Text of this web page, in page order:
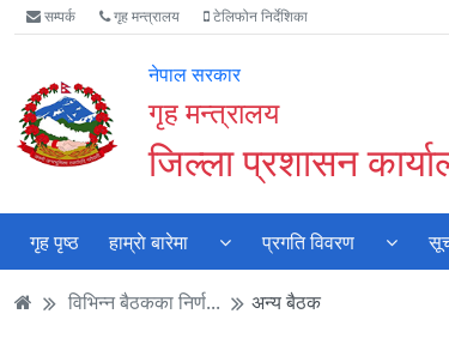
Accessibility
Mode
गर्नुहोस्
मुख्य
सामाग्री
मुख्य
नेभिगेसन
वेबसाइट
खोजमा
सम्पर्क गृह मन्त्रालय टेलिफोन निर्देशिका
नेपाल सरकार
गृह मन्त्रालय
जिल्ला प्रशासन
गृह पृष्ठ हाम्राे बारेमा प्रगति विवरण
विभिन्न बैठकका निर्ण... अन्य बैठक